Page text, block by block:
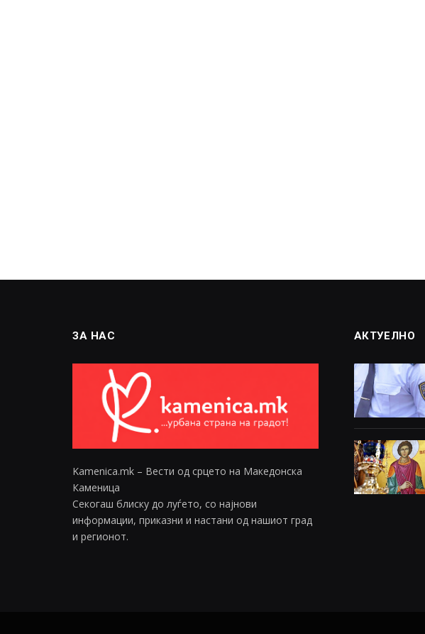
ЗА НАС
Kamenica.mk – Вести од срцето на Македонска
Каменица
Секогаш блиску до луѓето, со најнови
информации, приказни и настани од нашиот град
и регионот.
АКТУЕЛНО